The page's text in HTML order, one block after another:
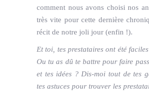
comment nous avons choisi nos
très vite pour cette dernière
récit de notre joli jour (enfin !).
Et toi, tes prestataires ont été
Ou tu as dû te battre pour faire
et tes idées ? Dis-moi tout de tes
tes astuces pour trouver les